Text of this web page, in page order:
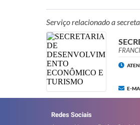
Serviço relacionado a
E-
Redes Sociais